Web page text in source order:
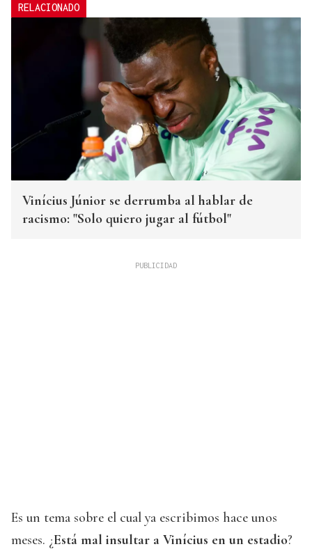
RELACIONADO
Vinícius Júnior se derrumba al hablar de
racismo: "Solo quiero jugar al fútbol"
Es un tema sobre el cual ya escribimos hace unos
meses. ¿Está mal insultar a Vinícius en un estadio?